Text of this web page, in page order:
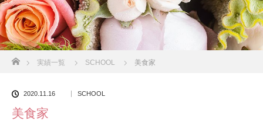
ホーム
実績一覧 SCHOOL 美食家
2020.11.16 SCHOOL
美食家